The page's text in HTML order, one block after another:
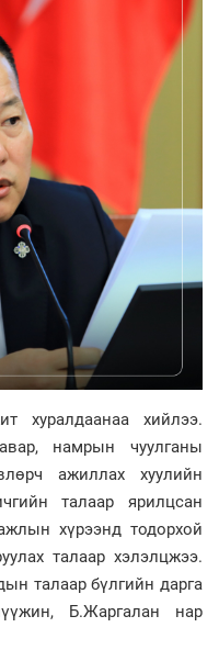
хуралдаанаа хийлээ.
намрын чуулганы
ажиллах хуулийн
талаар ярилцсан
хүрээнд тодорхой
талаар хэлэлцжээ.
талаар бүлгийн дарга
Б.Жаргалан нар